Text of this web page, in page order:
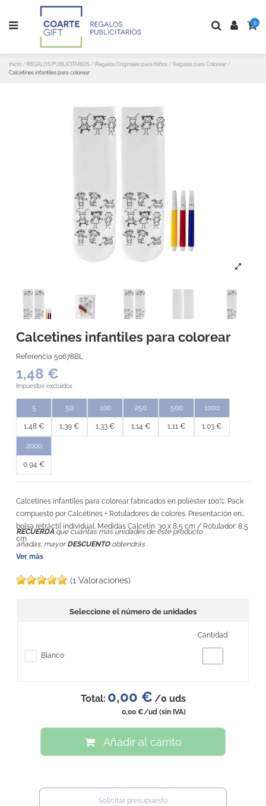
0
Inicio REGALOS PUBLICITARIOS Regalos Originales para Niños
Regalos para Colorear
Calcetines infantiles para colorear
Calcetines infantiles para colorear
Referencia 50678BL
1,48 €
Impuestos excluidos
5
1,48 €
50
1,39 €
100
1,33 €
250
1,14 €
500
1,11 €
1000
1,03 €
2000
0,94 €
Calcetines infantiles para colorear fabricados en poliéster 100%. Pack
compuesto por Calcetines + Rotuladores de colores. Presentación en
bolsa retráctil individual. Medidas Calcetín: 30 x 8,5 cm / Rotulador: 8,5
cm
RECUERDA que cuántas más unidades de este producto
añadas, mayorDESCUENTOobtendrás
Ver más
(1 Valoraciones)
Seleccione el número de unidades
Cantidad
Blanco
Total: 0,00 € /0 uds
0,00 €/ud (sin IVA)
Añadir al carrito
Solicitar presupuesto